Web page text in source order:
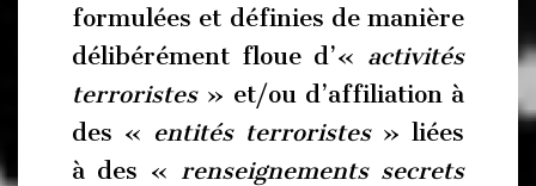
formulées et définies de manière
délibérément floue d’« activités
terroristes» et/ou d’affiliation à
des « entités terroristes» liées
à des « renseignements secrets